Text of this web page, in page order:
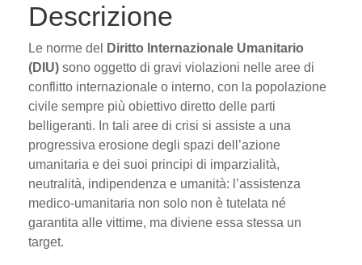
Descrizione
Le norme del
Diritto Internazionale Umanitario
(DIU) sono oggetto di gravi violazioni nelle aree di
conflitto internazionale o interno, con la popolazione
civile sempre più obiettivo diretto delle parti
belligeranti. In tali aree di crisi si assiste a una
progressiva erosione degli spazi dell’azione
umanitaria e dei suoi principi di imparzialità,
neutralità, indipendenza e umanità: l’assistenza
medico-umanitaria non solo non è tutelata né
garantita alle vittime, ma diviene essa stessa un
target.